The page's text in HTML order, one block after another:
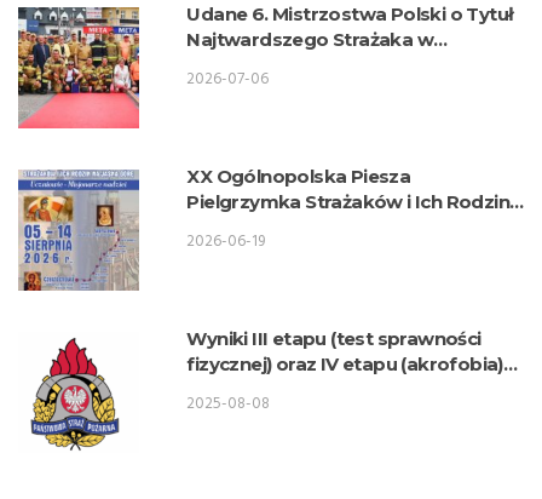
Udane 6. Mistrzostwa Polski o Tytuł
Najtwardszego Strażaka w
2026-07-06
XX Ogólnopolska Piesza
Pielgrzymka Strażaków i Ich Rodzin
2026-06-19
Wyniki III etapu (test sprawności
fizycznej) oraz IV etapu (akrofobia)
przyjęcie do służby w KW PSP Lublin
2025-08-08